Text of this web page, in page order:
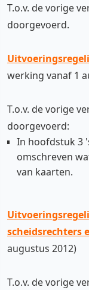
T.o.v. de vorige
doorgevoerd.
werking vanaf 1
T.o.v. de vorige
doorgevoerd:
In hoofdstuk 3
omschreven
van kaarten.
scheidsrechters
augustus 2012)
T.o.v. de vorige